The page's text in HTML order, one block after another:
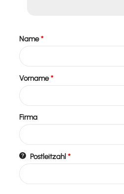
Name*
Vorname*
Firma
Postleitzahl *